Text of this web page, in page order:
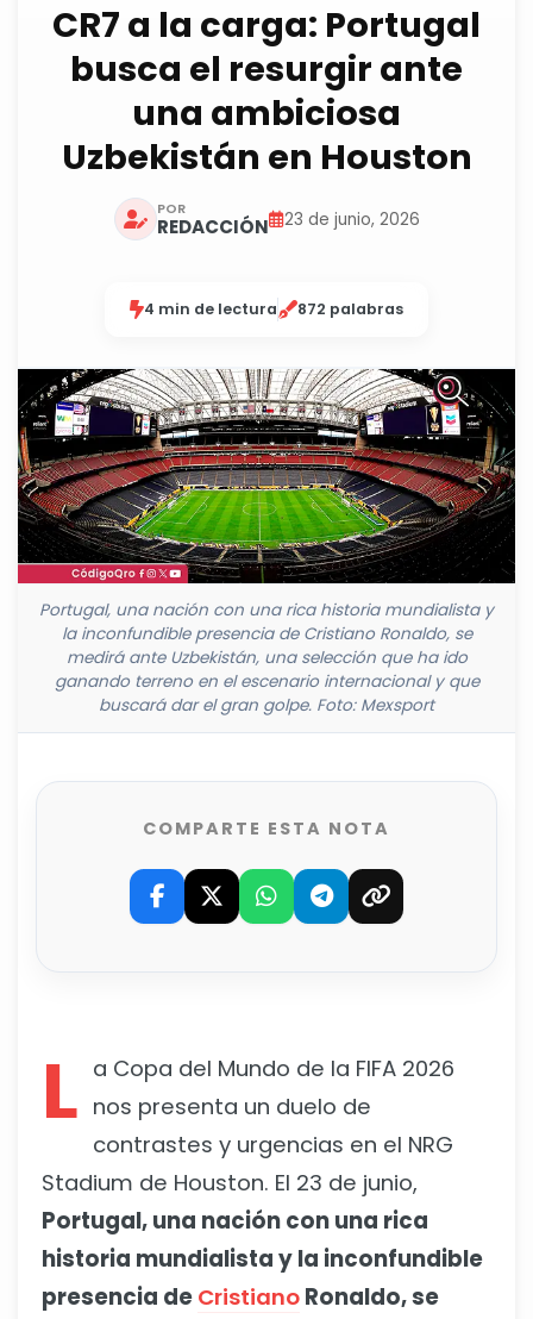
CR7 a la carga: Portugal
busca el resurgir ante
una ambiciosa
Uzbekistán en Houston
POR
REDACCIÓN 23 de junio, 2026
4 min de lectura 872 palabras
Portugal, una nación con una rica historia mundialista y
la inconfundible presencia de Cristiano Ronaldo, se
medirá ante Uzbekistán, una selección que ha ido
ganando terreno en el escenario internacional y que
buscará dar el gran golpe. Foto: Mexsport
COMPARTE ESTA NOTA
L a Copa del Mundo de la FIFA 2026
nos presenta un duelo de
contrastes y urgencias en el NRG
Stadium de Houston. El 23 de junio,
Portugal, una nación con una rica
historia mundialista y la inconfundible
presencia de Cristiano Ronaldo, se